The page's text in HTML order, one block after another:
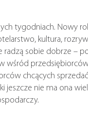
tygodniach. Nowy
kultura,
radzą sobie dobrze –
wśród
chcących
jeszcze nie ma ona